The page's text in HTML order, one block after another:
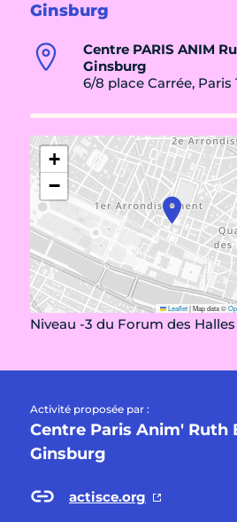
Ginsburg
Centre PARIS ANIM
Ginsburg
6/8 place Carrée, Paris
+
−
Leaflet|Map data ©
Niveau -3 du Forum des Halles
Activité proposée par :
Centre Paris Anim' Ruth
Ginsburg
actisce.org